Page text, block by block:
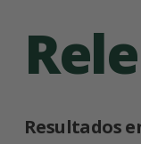
Resultados